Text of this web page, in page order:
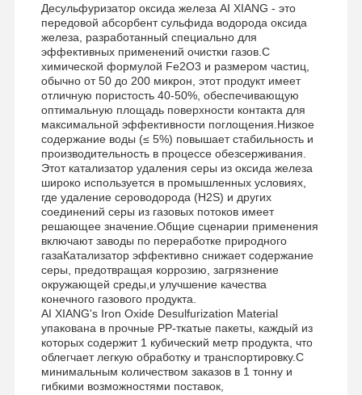
Десульфуризатор оксида железа AI XIANG - это
передовой абсорбент сульфида водорода оксида
железа, разработанный специально для
эффективных применений очистки газов.С
химической формулой Fe2O3 и размером частиц,
обычно от 50 до 200 микрон, этот продукт имеет
отличную пористость 40-50%, обеспечивающую
оптимальную площадь поверхности контакта для
максимальной эффективности поглощения.Низкое
содержание воды (≤ 5%) повышает стабильность и
производительность в процессе обезсерживания.
Этот катализатор удаления серы из оксида железа
широко используется в промышленных условиях,
где удаление сероводорода (H2S) и других
соединений серы из газовых потоков имеет
решающее значение.Общие сценарии применения
включают заводы по переработке природного
газаКатализатор эффективно снижает содержание
серы, предотвращая коррозию, загрязнение
окружающей среды,и улучшение качества
конечного газового продукта.
AI XIANG's Iron Oxide Desulfurization Material
упакована в прочные PP-ткатые пакеты, каждый из
которых содержит 1 кубический метр продукта, что
облегчает легкую обработку и транспортировку.С
минимальным количеством заказов в 1 тонну и
гибкими возможностями поставок,